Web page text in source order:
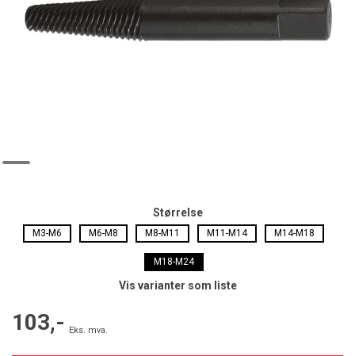
Størrelse
M3-M6 M6-M8 M8-M11 M11-M14 M14-M18
M18-M24
Vis varianter som liste
103,- Eks. mva.